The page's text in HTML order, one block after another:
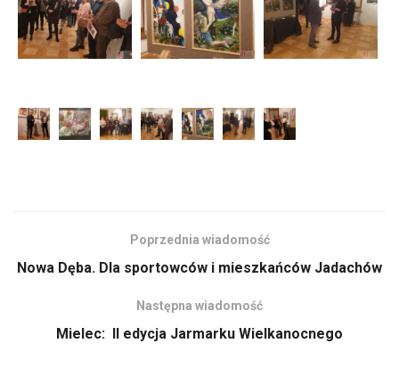
Poprzednia wiadomość
Nowa Dęba. Dla sportowców i mieszkańców Jadachów
Następna wiadomość
Mielec: II edycja Jarmarku Wielkanocnego